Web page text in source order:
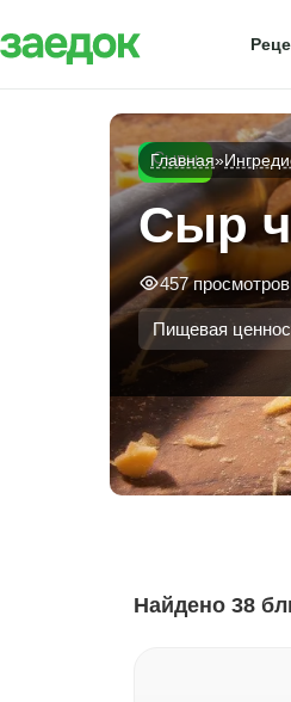
Главная»
Сыры
Сыр
457 просмотров
Пищевая
Найдено 38